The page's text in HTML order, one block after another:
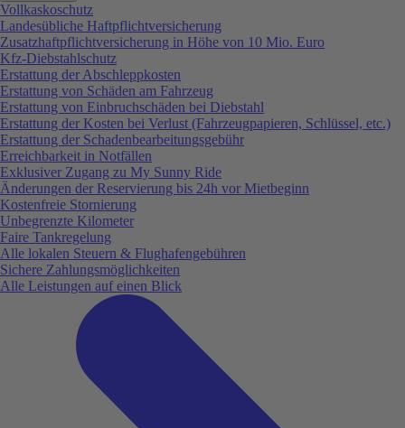
Vollkaskoschutz
Landesübliche Haftpflichtversicherung
Zusatzhaftpflichtversicherung in Höhe von 10 Mio. Euro
Kfz-Diebstahlschutz
Erstattung der Abschleppkosten
Erstattung von Schäden am Fahrzeug
Erstattung von Einbruchschäden bei Diebstahl
Erstattung der Kosten bei Verlust (Fahrzeugpapieren, Schlüssel, etc.)
Erstattung der Schadenbearbeitungsgebühr
Erreichbarkeit in Notfällen
Exklusiver Zugang zu My Sunny Ride
Änderungen der Reservierung bis 24h vor Mietbeginn
Kostenfreie Stornierung
Unbegrenzte Kilometer
Faire Tankregelung
Alle lokalen Steuern & Flughafengebühren
Sichere Zahlungsmöglichkeiten
Alle Leistungen auf einen Blick